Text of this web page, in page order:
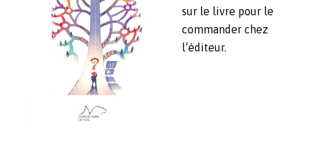
sur le livre pour le
commander chez
l’éditeur.